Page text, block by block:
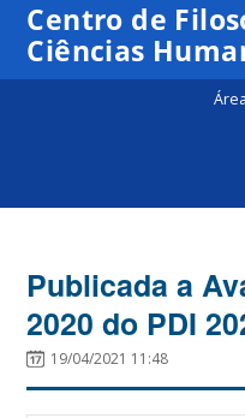
Centro de
Ciências
Publicada a
2020 do PDI
19/04/2021 11:48